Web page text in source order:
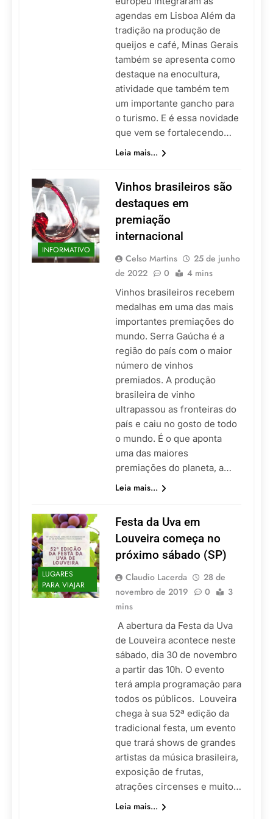
agendas em Lisboa Além da
tradição na produção de
queijos e café, Minas Gerais
também se apresenta como
destaque na enocultura,
atividade que também tem
um importante gancho para
o turismo. E é essa novidade
que vem se fortalecendo…
Leia mais...
INFORMATIVO
Vinhos brasileiros são
destaques em
premiação
internacional
Celso Martins
25 de junho
de 2022
0 4 mins
Vinhos brasileiros recebem
medalhas em uma das mais
importantes premiações do
mundo. Serra Gaúcha é a
região do país com o maior
número de vinhos
premiados. A produção
brasileira de vinho
ultrapassou as fronteiras do
país e caiu no gosto de todo
o mundo. É o que aponta
uma das maiores
premiações do planeta, a…
Leia mais...
LUGARES
PARA VIAJAR
Festa da Uva em
Louveira começa no
próximo sábado (SP)
Claudio Lacerda
28 de
novembro de 2019
0
3
mins
A abertura da Festa da Uva
de Louveira acontece neste
sábado, dia 30 de novembro
a partir das 10h. O evento
terá ampla programação para
todos os públicos. Louveira
chega à sua 52ª edição da
tradicional festa, um evento
que trará shows de grandes
artistas da música brasileira,
exposição de frutas,
atrações circenses e muito…
Leia mais...